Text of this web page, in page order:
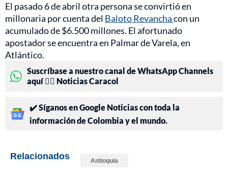
El pasado 6 de abril otra persona se convirtió en
millonaria por cuenta del Baloto Revanchacon un
acumulado de $6.500 millones. El afortunado
apostador se encuentra en Palmar de Varela, en
Atlántico.
Suscríbase a nuestro canal de WhatsApp Channels
aquí 👉🏻 Noticias Caracol
✔️ Síganos en Google Noticias con toda la
información de Colombia y el mundo.
Relacionados Antioquia